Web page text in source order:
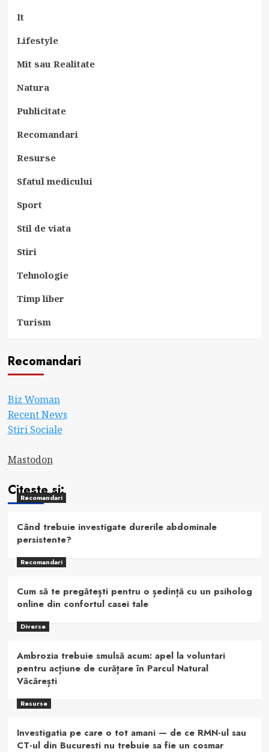
It
Lifestyle
Mit sau Realitate
Natura
Publicitate
Recomandari
Resurse
Sfatul medicului
Sport
Stil de viata
Stiri
Tehnologie
Timp liber
Turism
Recomandari
Biz Woman
Recent News
Stiri Sociale
Mastodon
Citeste si:
Recomandari
Când trebuie investigate durerile abdominale
persistente?
Recomandari
Cum să te pregătești pentru o ședință cu un psiholog
online din confortul casei tale
Diverse
Ambrozia trebuie smulsă acum: apel la voluntari
pentru acțiune de curățare în Parcul Natural
Văcărești
Resurse
Investigatia pe care o tot amani — de ce RMN-ul sau
CT-ul din Bucuresti nu trebuie sa fie un cosmar